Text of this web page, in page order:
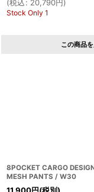
(税込: 20,790円)
Stock Only 1
この商品
8POCKET CARGO
MESH PANTS / W30
11,900円(税別)